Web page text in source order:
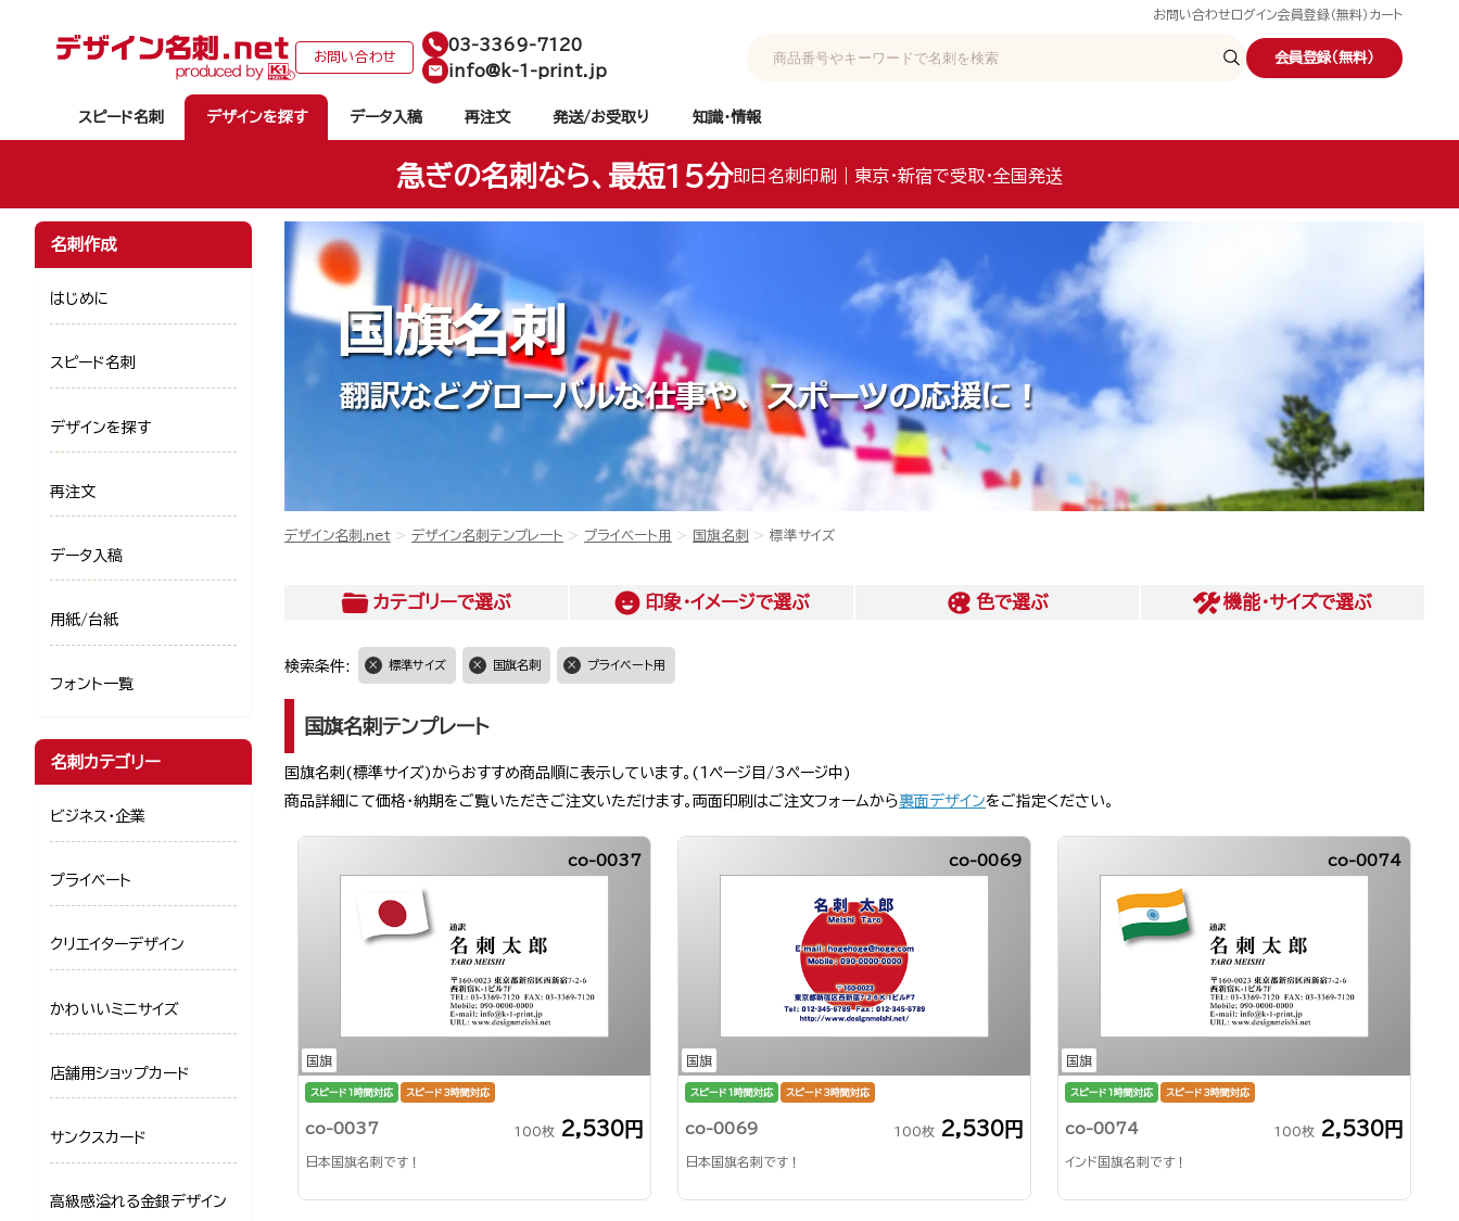
お問い合わせ ログイン会員登録（無料） カート
お問い合わせ
03-3369-7120
info@k-1-print.jp
会員登録（無料）
スピード名刺 デザインを探す データ入稿 再注文 発送/お受取り 知識・情報
急ぎの名刺なら、最短15分即日名刺印刷｜東京・新宿で受取・全国発送
デザイン名刺.net デザイン名刺テンプレート プライベート用 国旗名刺 標準サイズ
カテゴリーで選ぶ 印象・イメージで選ぶ 色で選ぶ 機能・サイズで選ぶ
検索条件: 標準サイズ 国旗名刺 プライベート用
国旗名刺テンプレート
国旗名刺(標準サイズ)からおすすめ商品順に表示しています。(1ページ目/3ページ中)
商品詳細にて価格・納期をご覧いただきご注文いただけます。両面印刷はご注文フォームから裏面デザインをご指定ください。
国旗
co-0037
スピード1時間対応 スピード3時間対応
co-0037 100枚 2,530円
日本国旗名刺です！
国旗
co-0069
スピード1時間対応 スピード3時間対応
co-0069 100枚 2,530円
日本国旗名刺です！
国旗
co-0074
スピード1時間対応 スピード3時間対応
co-0074 100枚 2,530円
インド国旗名刺です！
名刺作成
はじめに
スピード名刺
デザインを探す
再注文
データ入稿
用紙/台紙
フォント一覧
名刺カテゴリー
ビジネス・企業
プライベート
クリエイターデザイン
かわいいミニサイズ
店舗用ショップカード
サンクスカード
高級感溢れる金銀デザイン